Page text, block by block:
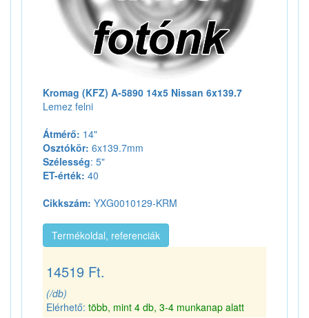
Kromag (KFZ) A-5890 14x5 Nissan 6x139.7
Lemez felni
Átmérő: 14"
Osztókör: 6x139.7mm
Szélesség: 5"
ET-érték: 40
Cikkszám: YXG0010129-KRM
Termékoldal, referenciák
14519 Ft.
(/db)
Elérhető: több, mint 4 db, 3-4 munkanap alatt